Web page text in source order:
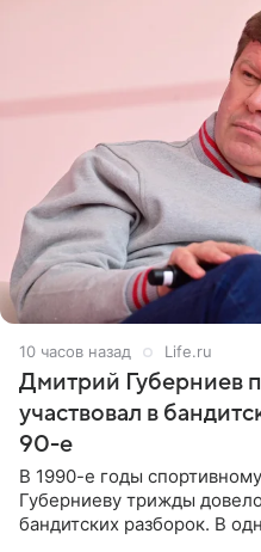
10 часов назад Life.ru
Дмитрий Губерниев
участвовал в
90-е
В 1990-е годы
Губерниеву трижды
бандитских разборок. В